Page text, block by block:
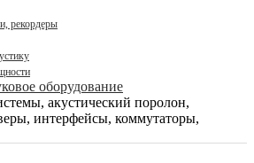
рекордеры
оборудование
акустический поролон,
интерфейсы, коммутаторы,